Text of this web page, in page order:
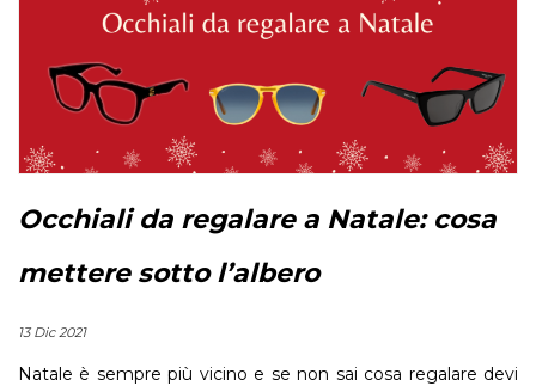
Occhiali da regalare a Natale: cosa
mettere sotto l’albero
13 Dic 2021
Natale è sempre più vicino e se non sai cosa regalare devi